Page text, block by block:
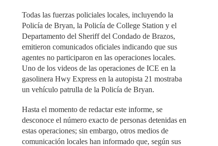
Todas las fuerzas policiales locales, incluyendo la
Policía de Bryan, la Policía de College Station y el
Departamento del Sheriff del Condado de Brazos,
emitieron comunicados oficiales indicando que sus
agentes no participaron en las operaciones locales.
Uno de los videos de las operaciones de ICE en la
gasolinera Hwy Express en la autopista 21 mostraba
un vehículo patrulla de la Policía de Bryan.
Hasta el momento de redactar este informe, se
desconoce el número exacto de personas detenidas en
estas operaciones; sin embargo, otros medios de
comunicación locales han informado que, según sus